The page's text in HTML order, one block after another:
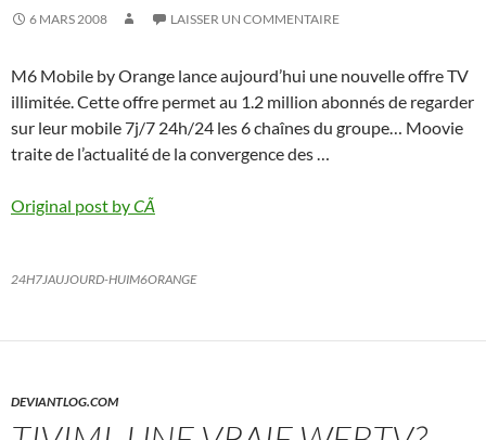
6 MARS 2008 LAISSER UN COMMENTAIRE
M6 Mobile by Orange lance aujourd’hui une nouvelle offre TV
illimitée. Cette offre permet au 1.2 million abonnés de regarder
sur leur mobile 7j/7 24h/24 les 6 chaînes du groupe… Moovie
traite de l’actualité de la convergence des …
Original post byCÃ
24H7JAUJOURD-HUIM6ORANGE
DEVIANTLOG.COM